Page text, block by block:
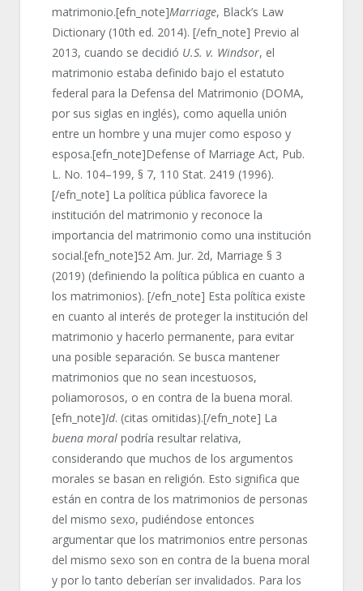
matrimonio.[efn_note]Marriage, Black’s Law
Dictionary (10th ed. 2014). [/efn_note] Previo al
2013, cuando se decidió U.S. v. Windsor, el
matrimonio estaba definido bajo el estatuto
federal para la Defensa del Matrimonio (DOMA,
por sus siglas en inglés), como aquella unión
entre un hombre y una mujer como esposo y
esposa.[efn_note]Defense of Marriage Act, Pub.
L. No. 104–199, § 7, 110 Stat. 2419 (1996).
[/efn_note] La política pública favorece la
institución del matrimonio y reconoce la
importancia del matrimonio como una institución
social.[efn_note]52 Am. Jur. 2d, Marriage § 3
(2019) (definiendo la política pública en cuanto a
los matrimonios). [/efn_note] Esta política existe
en cuanto al interés de proteger la institución del
matrimonio y hacerlo permanente, para evitar
una posible separación. Se busca mantener
matrimonios que no sean incestuosos,
poliamorosos, o en contra de la buena moral.
[efn_note]Id. (citas omitidas).[/efn_note] La
buena moralpodría resultar relativa,
considerando que muchos de los argumentos
morales se basan en religión. Esto significa que
están en contra de los matrimonios de personas
del mismo sexo, pudiéndose entonces
argumentar que los matrimonios entre personas
del mismo sexo son en contra de la buena moral
y por lo tanto deberían ser invalidados. Para los